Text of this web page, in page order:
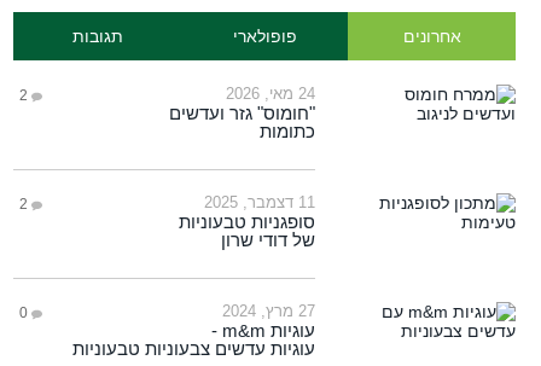
אחרונים פופולארי תגובות
24 מאי, 2026 2
"חומוס" גזר ועדשים
כתומות
11 דצמבר, 2025 2
סופגניות טבעוניות
של דודי שרון
27 מרץ, 2024 0
עוגיות m&m -
עוגיות עדשים צבעוניות טבעוניות